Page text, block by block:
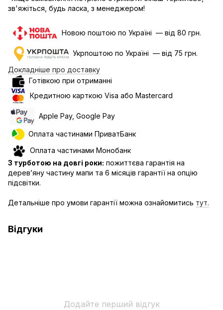
зв'яжіться, будь ласка, з менеджером!
Новою поштою по Україні — від 80 грн.
Укрпоштою по Україні — від 75 грн.
Докладніше про доставку
Готівкою при отриманні
Кредитною карткою Visa або Mastercard
Apple Pay, Google Pay
Оплата частинами ПриватБанк
Оплата частинами Монобанк
З турботою на довгі роки: пожиттєва гарантія на
дерев’яну частину мапи та 6 місяців гарантії на опцію
підсвітки.
Детальніше про умови гарантії можна ознайомитись тут.
Відгуки
Додайте перший відгук